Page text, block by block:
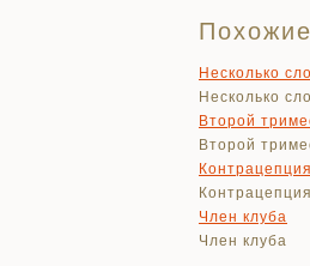
Несколько
Несколько
Второй
Второй
Контрацепция
Контрацепция
Член клуба
Член клуба